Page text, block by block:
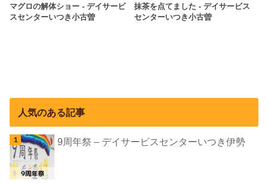
マグロの解体ショー - デイサービ
スセンターいつき小古曽
抹茶を点てました - デイサービス
センターいつき小古曽
人気のある記事
9周年祭 – デイサービスセンターいつき伊勢